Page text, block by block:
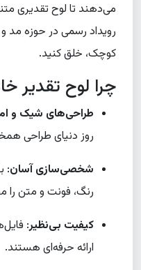
می‌دهند تا لوح تقدیری
رویداد رسمی در حوزه
کوچک، خلق کنید.
چرا لوح تقدیر
طراحی‌های شیک و
روز دنیای طراحی
شخصی‌سازی آسان:
رنگ، فونت و متن را
کیفیت بی‌نظیر:
ارائه حرفه‌ای هستند.